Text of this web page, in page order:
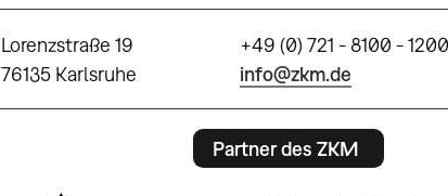
Lorenzstraße 19
76135 Karlsruhe
+49 (0) 721 - 8100 - 1200
info@zkm.de
Partner des ZKM